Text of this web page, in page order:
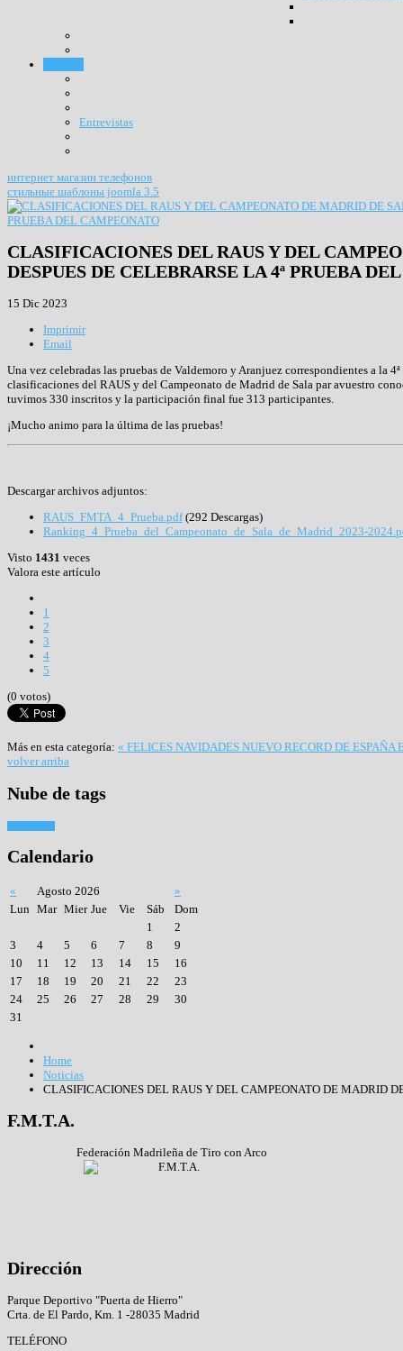
Entrevistas
интернет магазин телефонов
стильные шаблоны joomla 3.5
CLASIFICACIONES DEL RAUS Y DEL
DESPUES DE CELEBRARSE LA 4ª PRUEBA
15 Dic 2023
Imprimir
Email
Una vez celebradas las pruebas de Valdemoro y Aranjuez correspondientes a la
clasificaciones del RAUS y del Campeonato de Madrid de Sala par avuestro
tuvimos 330 inscritos y la participación final fue 313 participantes.
¡Mucho animo para la última de las pruebas!
Descargar archivos adjuntos:
RAUS_FMTA_4_Prueba.pdf (292 Descargas)
Ranking_4_Prueba_del_Campeonato_de_Sala_de_Madrid_2023-
Visto 1431 veces
Valora este artículo
1
2
3
4
5
(0 votos)
Más en esta categoría: « FELICES NAVIDADES NUEVO RECORD DE ESPAÑA
volver arriba
Nube de tags
Calendario
« Agosto 2026
»
Lun Mar Mier Jue Vie Sáb
Dom
1
2
3
4 5 6 7 8
9
10
11 12 13 14 15
16
17
18 19 20 21 22
23
24
25 26 27 28 29
30
31
Home
Noticias
CLASIFICACIONES DEL RAUS Y DEL CAMPEONATO DE MADRID
F.M.T.A.
Federación Madrileña de Tiro con Arco
Dirección
Parque Deportivo "Puerta de Hierro"
Crta. de El Pardo, Km. 1 -28035 Madrid
TELÉFONO